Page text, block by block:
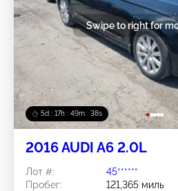
5d : 17h : 49m : 37s
Swipe to right for
2016 AUDI A6 2.0L
Лот #:
45******
Пробег:
121,365 миль